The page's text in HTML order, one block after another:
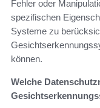
Fehler oder
spezifischen
Systeme zu
können.
Welche